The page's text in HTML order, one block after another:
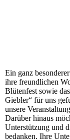
Ein ganz
ihre freundlichen
Blütenfest sowie
Giebler“ für uns
unsere
Darüber hinaus
Unterstützung und
bedanken. Ihre